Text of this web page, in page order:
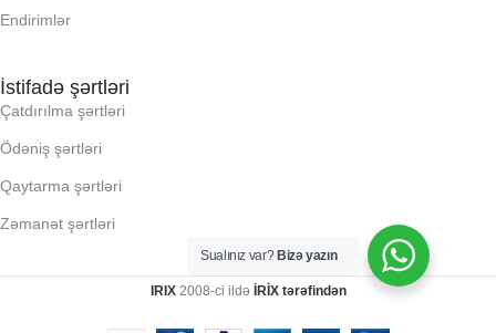
RNG
SSD
UZUNLUU,
YAYC DALANN
UZUNLUU,
Endirimlər
İstifadə şərtləri
Çatdırılma şərtləri
Ödəniş şərtləri
Qaytarma şərtləri
Zəmanət şərtləri
IRIX 2008-ci ildə İRİX tərəfindən
Sualınız var? Bizə yazın